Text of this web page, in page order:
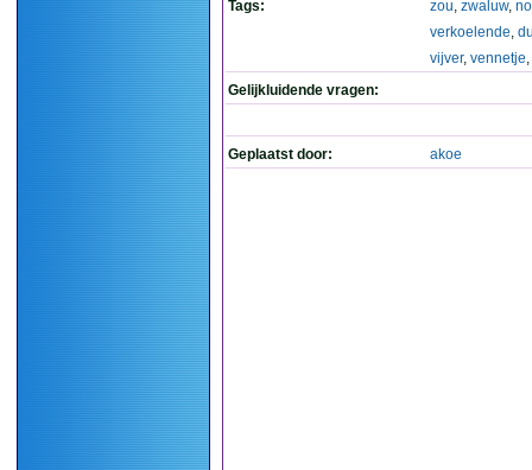
Tags:
zou, zwaluw,
verkoelende,
vijver, vennetje,
Gelijkluidende vragen:
Geplaatst door: akoe